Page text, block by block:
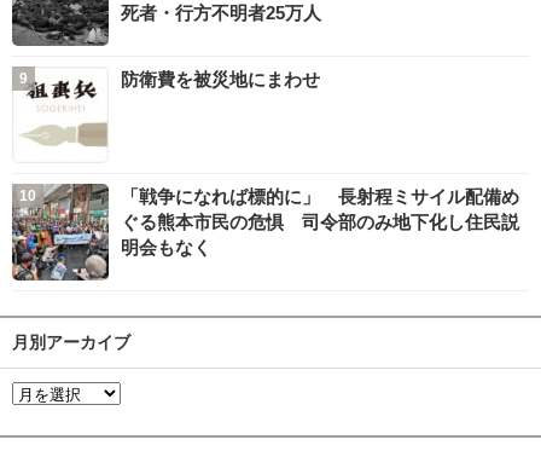
死者・行方不明者25万人
防衛費を被災地にまわせ
「戦争になれば標的に」 長射程ミサイル配備め
ぐる熊本市民の危惧 司令部のみ地下化し住民説
明会もなく
月別アーカイブ